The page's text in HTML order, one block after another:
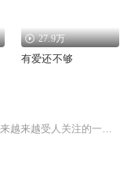
27.9万
有爱还不够